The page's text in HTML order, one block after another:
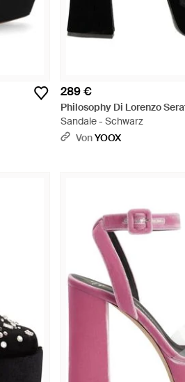
289 €
Philosophy Di Lorenzo
Sandale - Schwarz
VonYOOX